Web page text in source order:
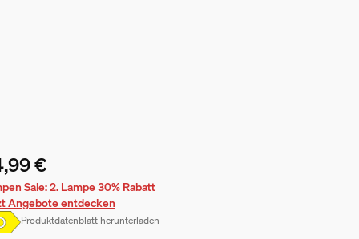
Preis ist 54,99 €
€
Sale: 2. Lampe 30% Rabatt
Angebote entdecken
Produktdatenblatt herunterladen